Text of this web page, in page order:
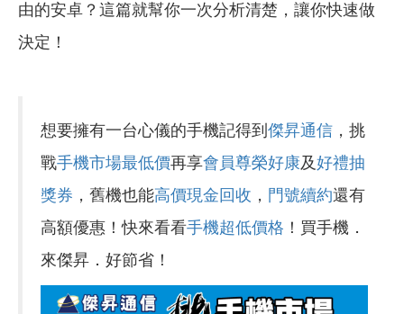
由的安卓？這篇就幫你一次分析清楚，讓你快速做
決定！
想要擁有一台心儀的手機記得到 傑昇通信 ，挑
戰手機市場最低價再享會員尊榮好康及好禮抽
獎券 ，舊機也能高價現金回收 ， 門號續約還有
高額優惠！快來看看手機超低價格 ！買手機．
來傑昇．好節省！